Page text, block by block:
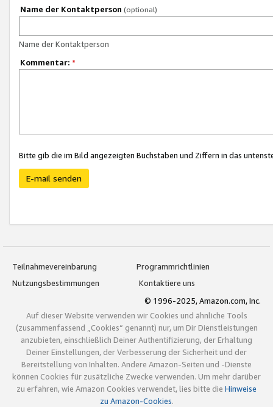
Name der Kontaktperson (optional)
Name der Kontaktperson
Kommentar: *
Bitte gib die im Bild angezeigten Buchstaben und Ziffern in das
E-mail senden
Teilnahmevereinbarung
Programmrichtlinien
Nutzungsbestimmungen
Kontaktiere uns
© 1996-2025, Amazon.com, Inc.
Auf dieser Website verwenden wir Cookies und ähnliche Tools
(zusammenfassend „Cookies“ genannt) nur, um Dir Dienstleistungen
anzubieten, einschließlich Deiner Authentifizierung, der Erhaltung
Deiner Einstellungen, der Verbesserung der Sicherheit und der
Bereitstellung von Inhalten. Andere Amazon-Seiten und -Dienste
können Cookies für zusätzliche Zwecke verwenden. Um mehr darüber
zu erfahren, wie Amazon Cookies verwendet, lies bitte die Hinweise
zu Amazon-Cookies.